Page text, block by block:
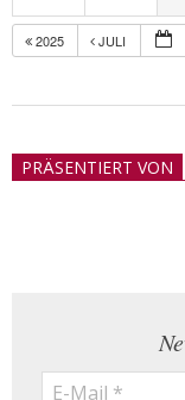
2025 JULI
21PRÄSENTIERT VON